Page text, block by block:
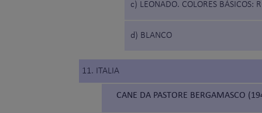
c) LEONADO. COLORES BÁSICOS:
d) BLANCO
11. ITALIA
CANE DA PASTORE BERGAMASCO